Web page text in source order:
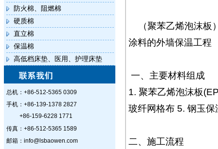
防火棉、阻燃棉
硬质棉
直立棉
保温棉
高低档床垫、医用、护理床垫
总机：+86-512-5365 0309
手机：+86-139-1378 2827
+86-159-6228 1771
传真：+86-512-5365 1589
邮箱：info@lsbaowen.com
（聚苯乙烯泡沫
涂料的外墙保温工程
一、主要材料组成
1. 聚苯乙烯泡沫板
玻纤网格布 5. 钢玉
二、施工流程